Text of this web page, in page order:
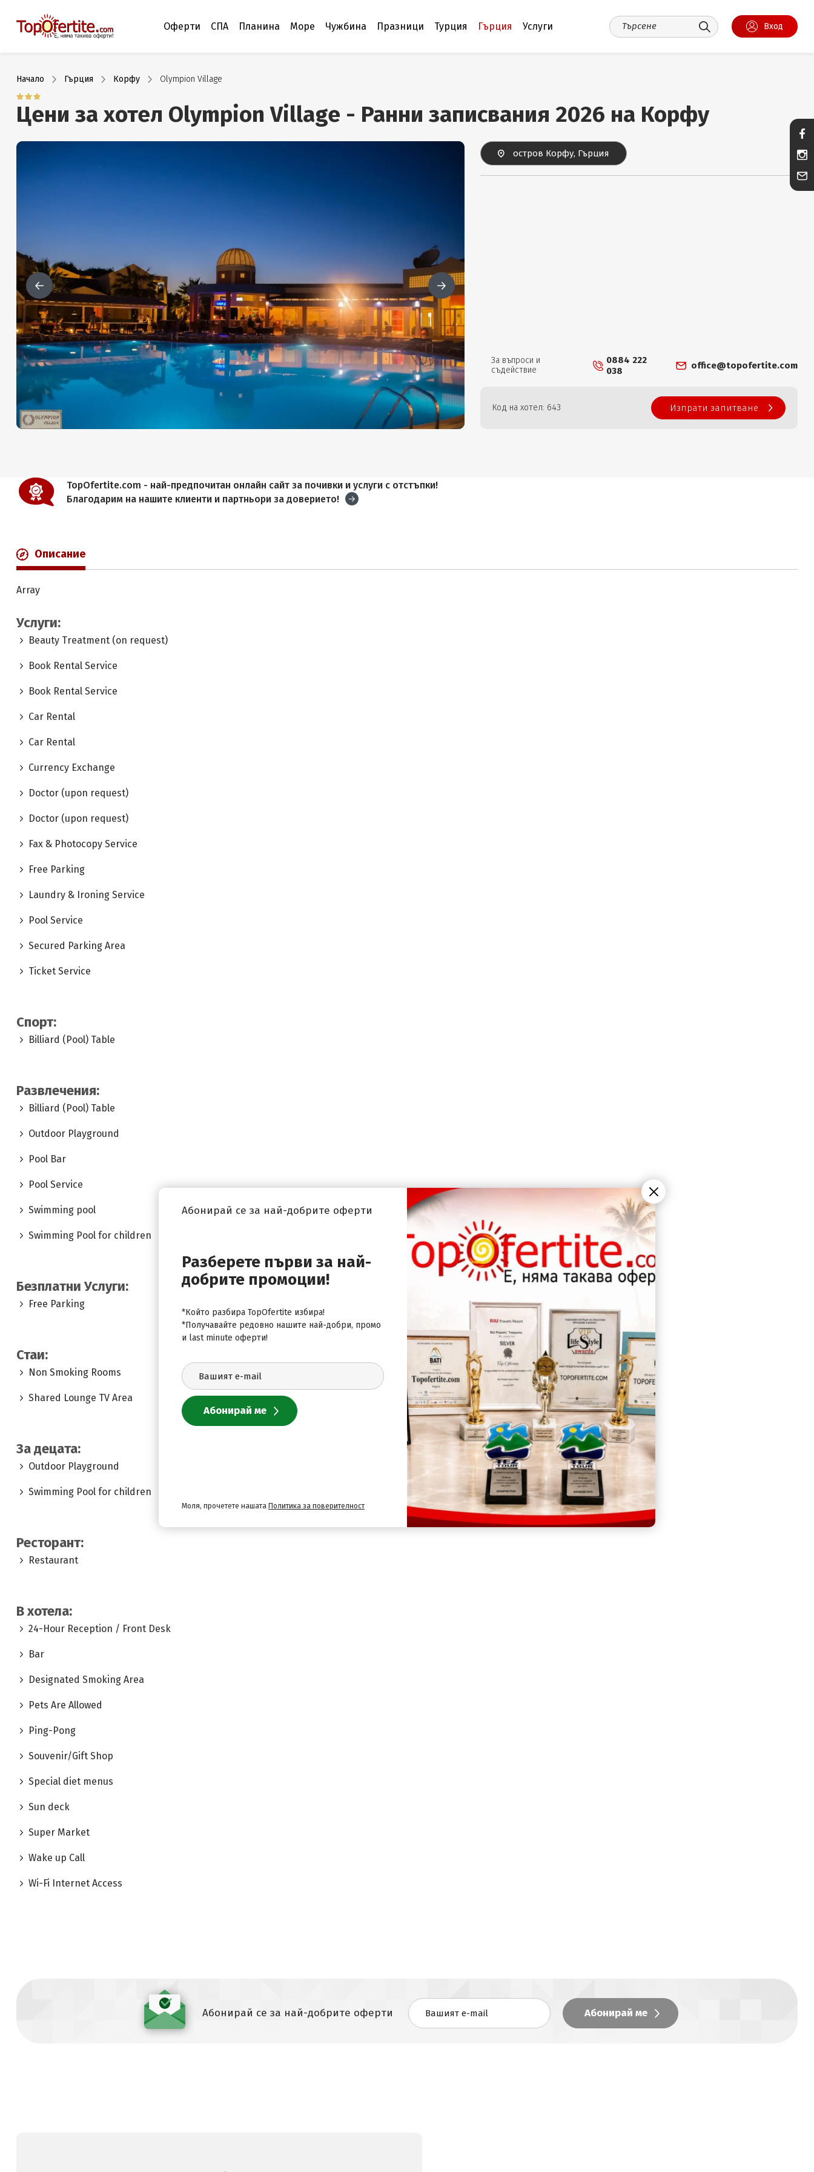
Оферти СПА Планина Море Чужбина Празници Турция Гърция Услуги Вход
Начало Гърция Корфу Olympion Village
Цени за хотел Olympion Village - Ранни записвания 2026 на Корфу
остров Корфу, Гърция
За въпроси и
съдействие
0884 222
038
office@topofertite.com
Код на хотел: 643 Изпрати запитване
TopOfertite.com - най-предпочитан онлайн сайт за почивки и услуги с отстъпки!
Благодарим на нашите клиенти и партньори за доверието!
Описание
Array
Услуги:
Beauty Treatment (on request)
Book Rental Service
Book Rental Service
Car Rental
Car Rental
Currency Exchange
Doctor (upon request)
Doctor (upon request)
Fax & Photocopy Service
Free Parking
Laundry & Ironing Service
Pool Service
Secured Parking Area
Ticket Service
Спорт:
Billiard (Pool) Table
Развлечения:
Billiard (Pool) Table
Outdoor Playground
Pool Bar
Pool Service
Swimming pool
Swimming Pool for children
Безплатни Услуги:
Free Parking
Стаи:
Non Smoking Rooms
Shared Lounge TV Area
За децата:
Outdoor Playground
Swimming Pool for children
Ресторант:
Restaurant
В хотела:
24-Hour Reception / Front Desk
Bar
Designated Smoking Area
Pets Are Allowed
Ping-Pong
Souvenir/Gift Shop
Special diet menus
Sun deck
Super Market
Wake up Call
Wi-Fi Internet Access
Абонирай се за най-добрите оферти
Абонирай се за най-добрите оферти
Разберете първи за най-
добрите промоции!
*Който разбира TopOfertite избира!
*Получавайте редовно нашите най-добри, промо
и last minute оферти!
Моля, прочетете нашата Политика за поверителност